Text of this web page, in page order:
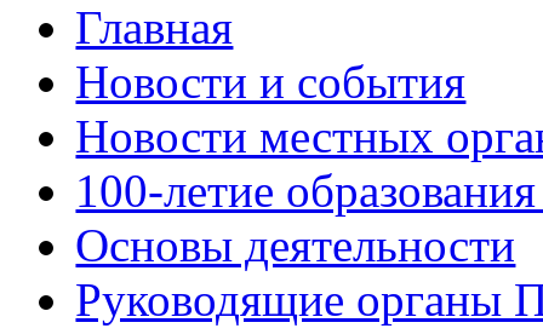
Главная
Новости и события
Новости местных
100-летие
Основы деятельности
Руководящие органы